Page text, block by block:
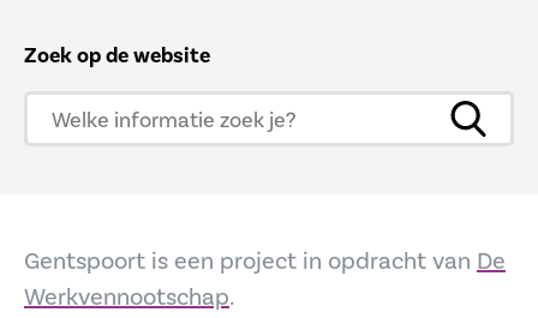
Zoek op de website
Gentspoort is een project in opdracht van De
Werkvennootschap.